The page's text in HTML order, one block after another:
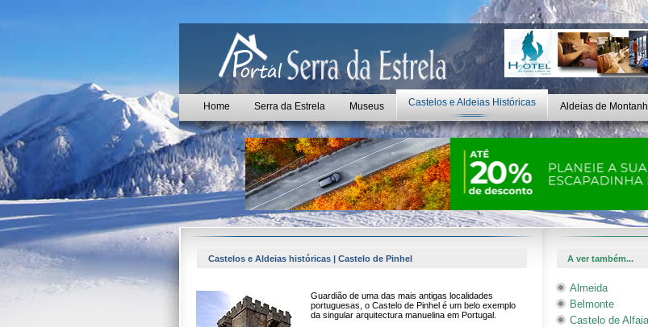
Home Serra da Estrela Museus Castelos e Aldeias Históricas Aldeias de
Castelos e Aldeias históricas | Castelo de Pinhel A ver também...
Guardião de uma das mais antigas localidades
portuguesas, o Castelo de Pinhel é um belo exemplo
da singular arquitectura manuelina em Portugal.
Almeida
Belmonte
Castelo de